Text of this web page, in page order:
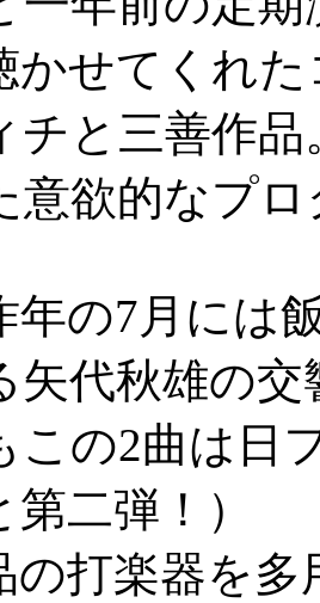
かせてくれ
チと三善作品
意欲的なプ
年の7月には
矢代秋雄の
この2曲は日
二弾！）
の打楽器を